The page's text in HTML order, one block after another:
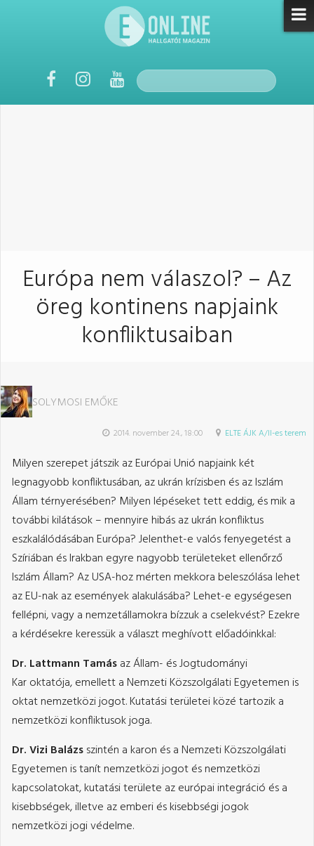
Európa nem válaszol? – Az
öreg kontinens napjaink
konfliktusaiban
SOLYMOSI EMŐKE
2014. november 24., 18:00 ELTE ÁJK A/II-es terem
Milyen szerepet játszik az Európai Unió napjaink két
legnagyobb konfliktusában, az ukrán krízisben és az Iszlám
Állam térnyerésében? Milyen lépéseket tett eddig, és mik a
további kilátások – mennyire hibás az ukrán konfliktus
eszkalálódásában Európa? Jelenthet-e valós fenyegetést a
Szíriában és Irakban egyre nagyobb területeket ellenőrző
Iszlám Állam? Az USA-hoz mérten mekkora beleszólása lehet
az EU-nak az események alakulásába? Lehet-e egységesen
fellépni, vagy a nemzetállamokra bízzuk a cselekvést? Ezekre
a kérdésekre keressük a választ meghívott előadóinkkal:
Dr. Lattmann Tamásaz Állam- és Jogtudományi
Kar oktatója, emellett a Nemzeti Közszolgálati Egyetemen is
oktat nemzetközi jogot. Kutatási területei közé tartozik a
nemzetközi konfliktusok joga.
Dr. Vizi Balázsszintén a karon és a Nemzeti Közszolgálati
Egyetemen is tanít nemzetközi jogot és nemzetközi
kapcsolatokat, kutatási területe az európai integráció és a
kisebbségek, illetve az emberi és kisebbségi jogok
nemzetközi jogi védelme.